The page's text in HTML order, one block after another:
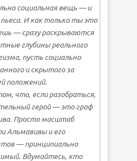
социальная вещь — и
пьеса. И как только ты это
— сразу раскрываются
глубины реального
пусть социально
и скрытого за
положений.
что, если разобраться,
герой — это граф
Просто масштаб
Альмавивы и его
— принципиально
Вдумайтесь, кто